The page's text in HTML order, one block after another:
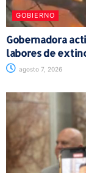
GOBIERNO
Gobernadora
labores de
agosto 7, 2026